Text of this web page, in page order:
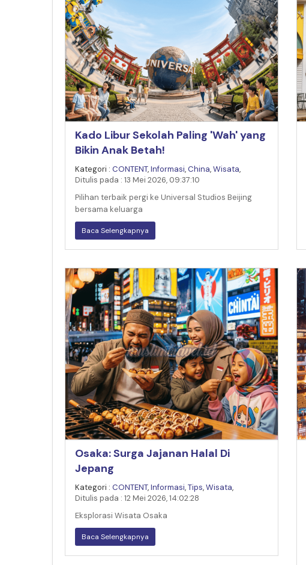
Kado Libur Sekolah Paling 'Wah' yang
Bikin Anak Betah!
Kategori : CONTENT,Informasi,China,Wisata,
Ditulis pada : 13 Mei 2026, 09:37:10
Pilihan terbaik pergi ke Universal Studios Beijing
bersama keluarga
Baca Selengkapnya
Osaka: Surga Jajanan Halal Di
Jepang
Kategori : CONTENT,Informasi,Tips,Wisata,
Ditulis pada : 12 Mei 2026, 14:02:28
Eksplorasi Wisata Osaka
Baca Selengkapnya